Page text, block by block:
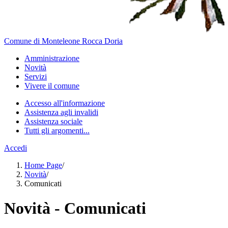
Comune di Monteleone Rocca Doria
Amministrazione
Novità
Servizi
Vivere il comune
Accesso all'informazione
Assistenza agli invalidi
Assistenza sociale
Tutti gli argomenti...
Accedi
Home Page/
Novità/
Comunicati
Novità - Comunicati